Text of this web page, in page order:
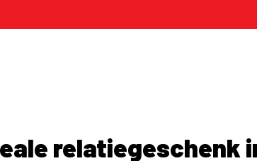
relatiegeschenk